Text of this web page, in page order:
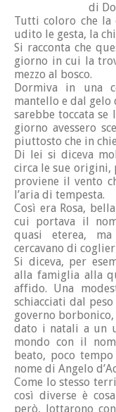
di
Tutti coloro che la
udito le gesta, la
Si racconta che
giorno in cui la
mezzo al bosco.
Dormiva in una
mantello e dal gelo
sarebbe toccata
giorno avessero
piuttosto che in
Di lei si diceva
circa le sue origini,
proviene il vento
l’aria di tempesta.
Così era Rosa,
cui portava il
quasi eterea,
cercavano di
Si diceva, per
alla famiglia alla
affido. Una
schiacciati dal
governo
dato i natali a un
mondo con il
beato, poco
nome di Angelo
Come lo stesso
così diverse è
però, lottarono